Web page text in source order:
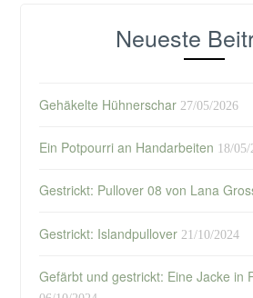
Neueste
Gehäkelte Hühnerschar 27/05/2026
Ein Potpourri an Handarbeiten 18/05/
Gestrickt: Pullover 08 von Lana
Gestrickt: Islandpullover 21/10/2024
Gefärbt und gestrickt: Eine Jacke in